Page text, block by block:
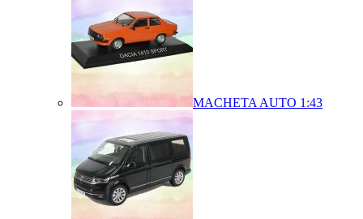
MACHETA AUTO 1:43